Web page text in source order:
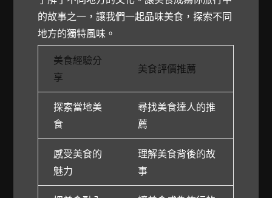
的故事之一，讓我們一起品味美食，探索不同
地方的獨特風味。
美食經驗分
享
美食評價推薦
探索當地美
食
尋找美食達人的推
薦
感受美食的
魅力
理解美食背後的故
事